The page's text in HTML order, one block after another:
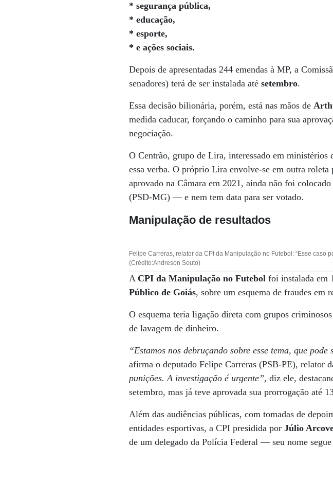
* segurança pública,
* educação,
* esporte,
* e ações sociais.
Depois de apresentadas 244 emendas à MP, a
senadores) terá de ser instalada atésetembro.
Essa decisão bilionária, porém, está nas mãos de
medida caducar, forçando o caminho para sua
negociação.
O Centrão, grupo de Lira, interessado em ministérios
essa verba. O próprio Lira envolve-se em outra
aprovado na Câmara em 2021, ainda não foi
(PSD-MG) — e nem tem data para ser votado.
Manipulação de resultados
Felipe Carreras, relator da CPI da Manipulação no Futebol: “Esse caso
(Crédito:Andreson Souto)
A CPI da Manipulação no Futebol foi instalada em
Público de Goiás, sobre um esquema de fraudes em
O esquema teria ligação direta com grupos
de lavagem de dinheiro.
“Estamos nos debruçando sobre esse tema, que
afirma o deputado Felipe Carreras (PSB-PE), relator
punições. A investigação é urgente”, diz ele,
setembro, mas já teve aprovada sua prorrogação até
Além das audiências públicas, com tomadas de
entidades esportivas, a CPI presidida porJúlio
de um delegado da Polícia Federal — seu nome